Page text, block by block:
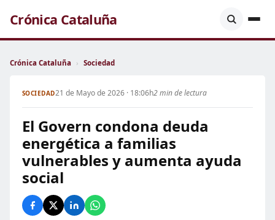
Crónica Cataluña
Crónica Cataluña › Sociedad
SOCIEDAD21 de Mayo de 2026 · 18:06h2 min de lectura
El Govern condona deuda
energética a familias
vulnerables y aumenta ayuda
social